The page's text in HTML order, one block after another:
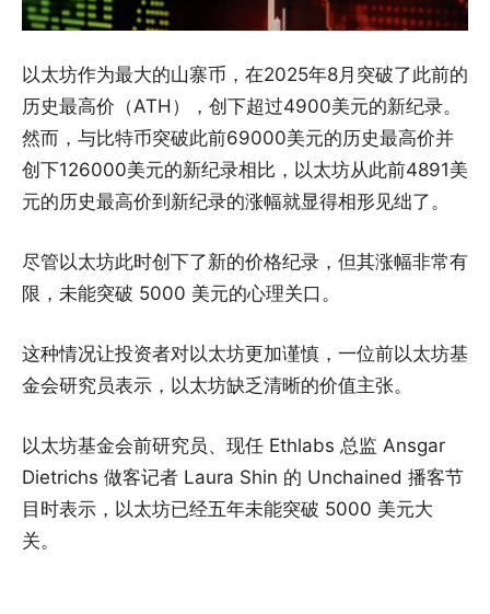
以太坊作为最大的山寨币，在2025年8月突破了此前的
历史最高价（ATH），创下超过4900美元的新纪录。
然而，与比特币突破此前69000美元的历史最高价并
创下126000美元的新纪录相比，以太坊从此前4891美
元的历史最高价到新纪录的涨幅就显得相形见绌了。
尽管以太坊此时创下了新的价格纪录，但其涨幅非常有
限，未能突破 5000 美元的心理关口。
这种情况让投资者对以太坊更加谨慎，一位前以太坊基
金会研究员表示，以太坊缺乏清晰的价值主张。
以太坊基金会前研究员、现任 Ethlabs 总监 Ansgar
Dietrichs 做客记者 Laura Shin 的 Unchained 播客节
目时表示，以太坊已经五年未能突破 5000 美元大
关。